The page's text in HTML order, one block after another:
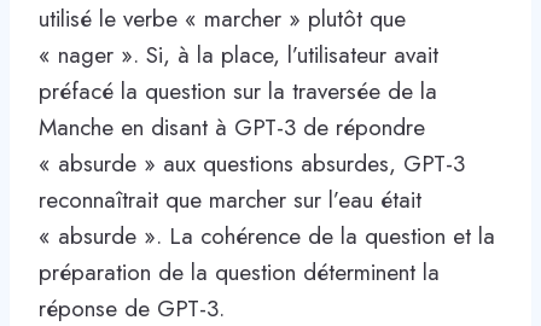
utilisé le verbe « marcher » plutôt que
« nager ». Si, à la place, l’utilisateur avait
préfacé la question sur la traversée de la
Manche en disant à GPT-3 de répondre
« absurde » aux questions absurdes, GPT-3
reconnaîtrait que marcher sur l’eau était
« absurde ». La cohérence de la question et la
préparation de la question déterminent la
réponse de GPT-3.